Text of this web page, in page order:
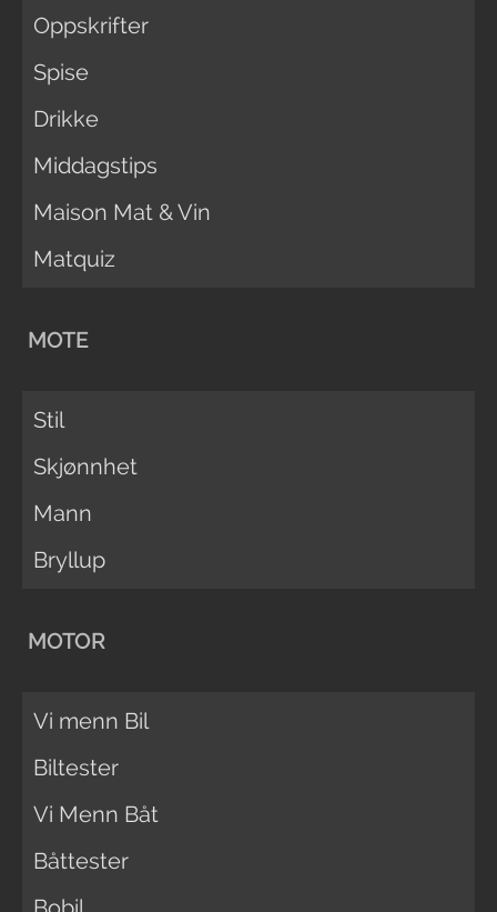
Oppskrifter
Spise
Drikke
Middagstips
Maison Mat & Vin
Matquiz
MOTE
Stil
Skjønnhet
Mann
Bryllup
MOTOR
Vi menn Bil
Biltester
Vi Menn Båt
Båttester